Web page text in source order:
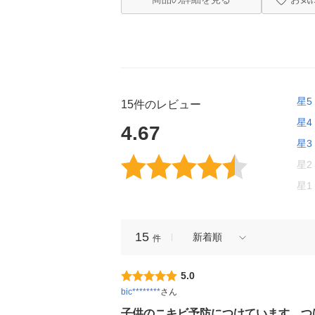
15件のレビュー
4.67
星5
星4
星3
星2
星1
15 件 新着順
5.0
bic********さん